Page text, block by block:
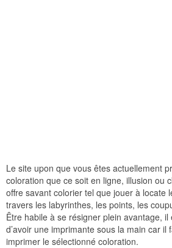
Le site upon que vous êtes actuellement
coloration que ce soit en ligne, illusion ou
offre savant colorier tel que jouer à locate
travers les labyrinthes, les points, les
Être habile à se résigner plein avantage, il
d’avoir une imprimante sous la main car il
imprimer le sélectionné coloration.